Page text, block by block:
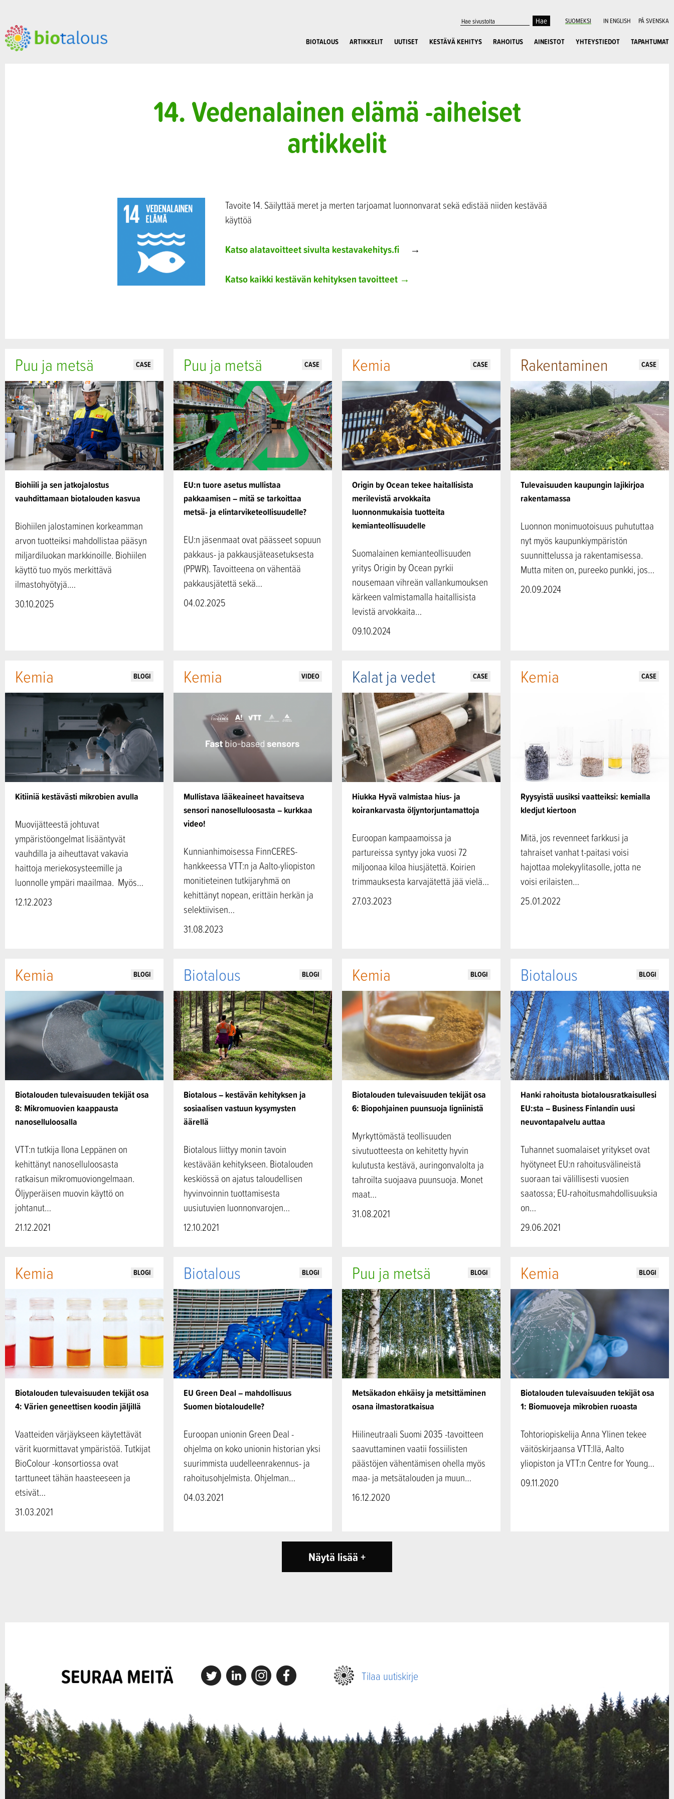
SUOMEKSI IN ENGLISH PÅ SVENSKA
BIOTALOUS ARTIKKELIT UUTISET KESTÄVÄ KEHITYS RAHOITUS AINEISTOT YHTEYSTIEDOT TAPAHTUMAT
14. Vedenalainen elämä -aiheiset
artikkelit
Tavoite 14. Säilyttää meret ja merten tarjoamat luonnonvarat sekä edistää niiden kestävää
käyttöä
Katso alatavoitteet sivulta kestavakehitys.fi →
Katso kaikki kestävän kehityksen tavoitteet →
Biohiili ja sen jatkojalostus
vauhdittamaan biotalouden kasvua
Puu ja metsä CASE
Biohiilen jalostaminen korkeamman
arvon tuotteiksi mahdollistaa pääsyn
miljardiluokan markkinoille. Biohiilen
käyttö tuo myös merkittävä
ilmastohyötyjä.…
30.10.2025
EU:n tuore asetus mullistaa
pakkaamisen – mitä se tarkoittaa
metsä- ja elintarviketeollisuudelle?
Puu ja metsä CASE
EU:n jäsenmaat ovat päässeet sopuun
pakkaus- ja pakkausjäteasetuksesta
(PPWR). Tavoitteena on vähentää
pakkausjätettä sekä…
04.02.2025
Origin by Ocean tekee haitallisista
merilevistä arvokkaita
luonnonmukaisia tuotteita
kemianteollisuudelle
Kemia CASE
Suomalainen kemianteollisuuden
yritys Origin by Ocean pyrkii
nousemaan vihreän vallankumouksen
kärkeen valmistamalla haitallisista
levistä arvokkaita…
09.10.2024
Tulevaisuuden kaupungin lajikirjoa
rakentamassa
Rakentaminen CASE
Luonnon monimuotoisuus puhututtaa
nyt myös kaupunkiympäristön
suunnittelussa ja rakentamisessa.
Mutta miten on, pureeko punkki, jos…
20.09.2024
Kitiiniä kestävästi mikrobien avulla
Kemia BLOGI
Muovijätteestä johtuvat
ympäristöongelmat lisääntyvät
vauhdilla ja aiheuttavat vakavia
haittoja meriekosysteemille ja
luonnolle ympäri maailmaa. Myös…
12.12.2023
Mullistava lääkeaineet havaitseva
sensori nanoselluloosasta – kurkkaa
video!
Kemia VIDEO
Kunnianhimoisessa FinnCERES-
hankkeessa VTT:n ja Aalto-yliopiston
monitieteinen tutkijaryhmä on
kehittänyt nopean, erittäin herkän ja
selektiivisen…
31.08.2023
Hiukka Hyvä valmistaa hius- ja
koirankarvasta öljyntorjuntamattoja
Kalat ja vedet CASE
Euroopan kampaamoissa ja
partureissa syntyy joka vuosi 72
miljoonaa kiloa hiusjätettä. Koirien
trimmauksesta karvajätettä jää vielä…
27.03.2023
Ryysyistä uusiksi vaatteiksi: kemialla
kledjut kiertoon
Kemia CASE
Mitä, jos revenneet farkkusi ja
tahraiset vanhat t-paitasi voisi
hajottaa molekyylitasolle, jotta ne
voisi erilaisten…
25.01.2022
Biotalouden tulevaisuuden tekijät osa
8: Mikromuovien kaappausta
nanoselluloosalla
Kemia BLOGI
VTT:n tutkija Ilona Leppänen on
kehittänyt nanoselluloosasta
ratkaisun mikromuoviongelmaan.
Öljyperäisen muovin käyttö on
johtanut…
21.12.2021
Biotalous – kestävän kehityksen ja
sosiaalisen vastuun kysymysten
äärellä
Biotalous BLOGI
Biotalous liittyy monin tavoin
kestävään kehitykseen. Biotalouden
keskiössä on ajatus taloudellisen
hyvinvoinnin tuottamisesta
uusiutuvien luonnonvarojen…
12.10.2021
Biotalouden tulevaisuuden tekijät osa
6: Biopohjainen puunsuoja ligniinistä
Kemia BLOGI
Myrkyttömästä teollisuuden
sivutuotteesta on kehitetty hyvin
kulutusta kestävä, auringonvalolta ja
tahroilta suojaava puunsuoja. Monet
maat…
31.08.2021
Hanki rahoitusta biotalousratkaisullesi
EU:sta – Business Finlandin uusi
neuvontapalvelu auttaa
Biotalous BLOGI
Tuhannet suomalaiset yritykset ovat
hyötyneet EU:n rahoitusvälineistä
suoraan tai välillisesti vuosien
saatossa; EU-rahoitusmahdollisuuksia
on…
29.06.2021
Biotalouden tulevaisuuden tekijät osa
4: Värien geneettisen koodin jäljillä
Kemia BLOGI
Vaatteiden värjäykseen käytettävät
värit kuormittavat ympäristöä. Tutkijat
BioColour -konsortiossa ovat
tarttuneet tähän haasteeseen ja
etsivät…
31.03.2021
EU Green Deal – mahdollisuus
Suomen biotaloudelle?
Biotalous BLOGI
Euroopan unionin Green Deal -
ohjelma on koko unionin historian yksi
suurimmista uudelleenrakennus- ja
rahoitusohjelmista. Ohjelman…
04.03.2021
Metsäkadon ehkäisy ja metsittäminen
osana ilmastoratkaisua
Puu ja metsä BLOGI
Hiilineutraali Suomi 2035 -tavoitteen
saavuttaminen vaatii fossiilisten
päästöjen vähentämisen ohella myös
maa- ja metsätalouden ja muun…
16.12.2020
Biotalouden tulevaisuuden tekijät osa
1: Biomuoveja mikrobien ruoasta
Kemia BLOGI
Tohtoriopiskelija Anna Ylinen tekee
väitöskirjaansa VTT:llä, Aalto
yliopiston ja VTT:n Centre for Young…
09.11.2020
Näytä lisää +
SEURAA MEITÄ X Linkedin InstagramFacebook Tilaa uutiskirje